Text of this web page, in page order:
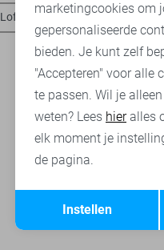
Lofty Manner blouses
Terug
marketingcookies om
gepersonaliseerde
bieden. Je kunt zelf
"Accepteren" voor alle
te passen. Wil je
weten? Lees hieralles
elk moment je
de pagina.
Instellen